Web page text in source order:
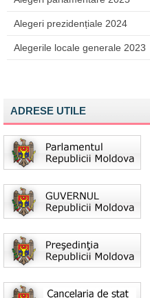
Alegeri prezidențiale 2024
Alegerile locale generale 2023
ADRESE UTILE